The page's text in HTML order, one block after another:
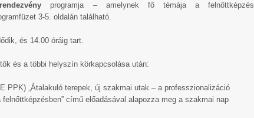
programja – amelynek fő témája a felnőttképzés
3-5. oldalán található.
és 14.00 óráig tart.
és a többi helyszín körkapcsolása után:
PPK) „Átalakuló terepek, új szakmai utak – a professzionalizáció
című előadásával alapozza meg a szakmai nap